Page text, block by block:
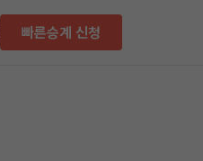
빠른승계 신청